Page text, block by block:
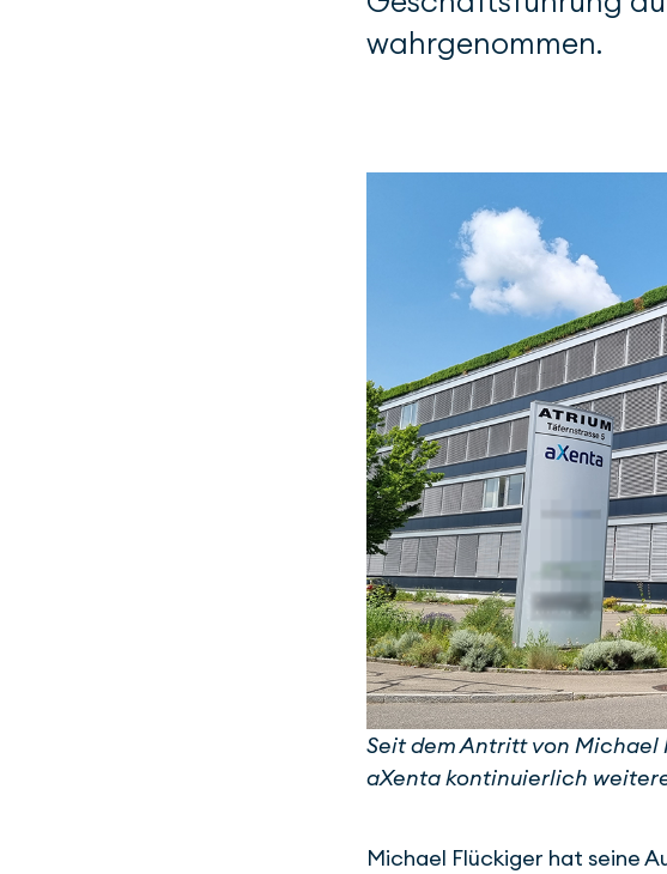
wahrgenommen.
Seit dem Antritt von Michael
aXenta kontinuierlich
Michael Flückiger hat seine